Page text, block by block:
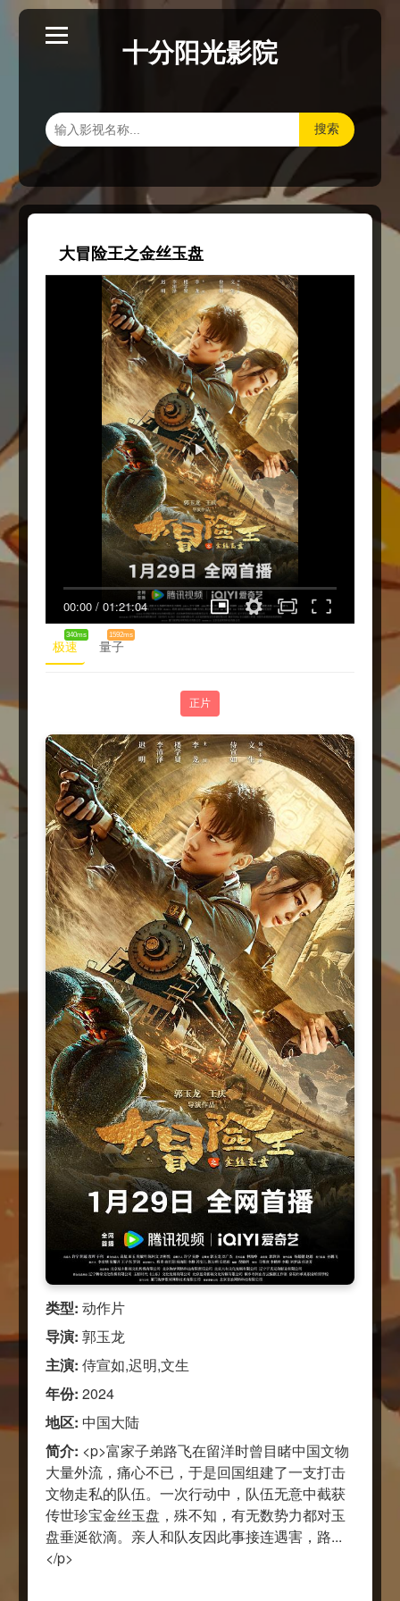
十分阳光影院
搜索
大冒险王之金丝玉盘
00:00/ 01:21:04
极速
340ms
量子
1592ms
正片
类型: 动作片
导演: 郭玉龙
主演: 侍宣如,迟明,文生
年份: 2024
地区: 中国大陆
简介: <p>富家子弟路飞在留洋时曾目睹中国文物
大量外流，痛心不已，于是回国组建了一支打击
文物走私的队伍。一次行动中，队伍无意中截获
传世珍宝金丝玉盘，殊不知，有无数势力都对玉
盘垂涎欲滴。亲人和队友因此事接连遇害，路...
</p>